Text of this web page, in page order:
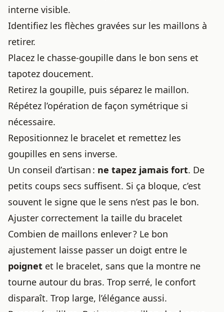
interne visible.
Identifiez les flèches gravées sur les maillons à
retirer.
Placez le chasse-goupille dans le bon sens et
tapotez doucement.
Retirez la goupille, puis séparez le maillon.
Répétez l’opération de façon symétrique si
nécessaire.
Repositionnez le bracelet et remettez les
goupilles en sens inverse.
Un conseil d’artisan : ne tapez jamais fort. De
petits coups secs suffisent. Si ça bloque, c’est
souvent le signe que le sens n’est pas le bon.
Ajuster correctement la taille du bracelet
Combien de maillons enlever ? Le bon
ajustement laisse passer un doigt entre le
poignet et le bracelet, sans que la montre ne
tourne autour du bras. Trop serré, le confort
disparaît. Trop large, l’élégance aussi.